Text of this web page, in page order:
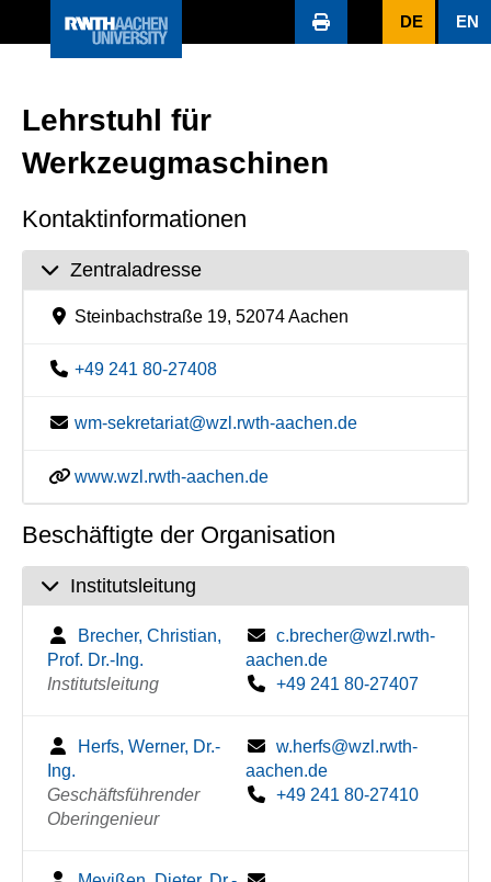
DE EN
Lehrstuhl für
Werkzeugmaschinen
Kontaktinformationen
Zentraladresse
Steinbachstraße 19, 52074 Aachen
+49 241 80-27408
wm-sekretariat@wzl.rwth-aachen.de
www.wzl.rwth-aachen.de
Beschäftigte der Organisation
Institutsleitung
Brecher, Christian,
Prof. Dr.-Ing.
Institutsleitung
c.brecher@wzl.rwth-
aachen.de
+49 241 80-27407
Herfs, Werner, Dr.-
Ing.
Geschäftsführender
Oberingenieur
w.herfs@wzl.rwth-
aachen.de
+49 241 80-27410